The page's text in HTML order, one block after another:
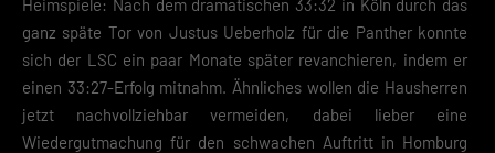
Heimspiele: Nach dem dramatischen 33:32 in Köln durch das
ganz späte Tor von Justus Ueberholz für die Panther konnte
sich der LSC ein paar Monate später revanchieren, indem er
einen 33:27-Erfolg mitnahm. Ähnliches wollen die Hausherren
jetzt nachvollziehbar vermeiden, dabei lieber eine
Wiedergutmachung für den schwachen Auftritt in Homburg
Wenn du unter 16 Jahre alt bist und deine Zustimmung zu freiwilligen
Diensten geben möchtest, musst du deine Erziehungsberechtigten um
Erlaubnis bitten.
Hier finden Sie eine Übersicht über alle verwendeten Cookies. Sie
Ihre Einwilligung zu ganzen Kategorien geben oder sich weitere
Informationen anzeigen lassen und so nur bestimmte Cookies